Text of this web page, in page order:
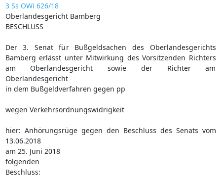
3 Ss OWi 626/18
Oberlandesgericht Bamberg
BESCHLUSS
Der 3. Senat für Bußgeldsachen des Oberlandesgerichts
Bamberg erlässt unter Mitwirkung des Vorsitzenden Richters
am Oberlandesgericht sowie der Richter am
Oberlandesgericht
in dem Bußgeldverfahren gegen pp
wegen Verkehrsordnungswidrigkeit
hier: Anhörungsrüge gegen den Beschluss des Senats vom
13.06.2018
am 25. Juni 2018
folgenden
Beschluss: